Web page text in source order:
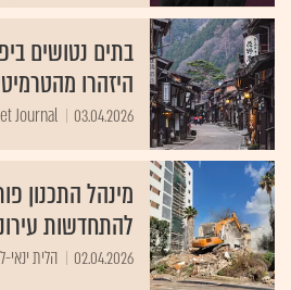
בתים נטושים
היזהרו
03.04.2026
Journal
מינהל התכנון
להתחדשות
02.04.2026 הלית ינאי-